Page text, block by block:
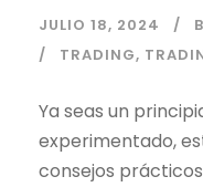
JULIO 18, 2024
TRADING,
Ya seas un
experimentado,
consejos